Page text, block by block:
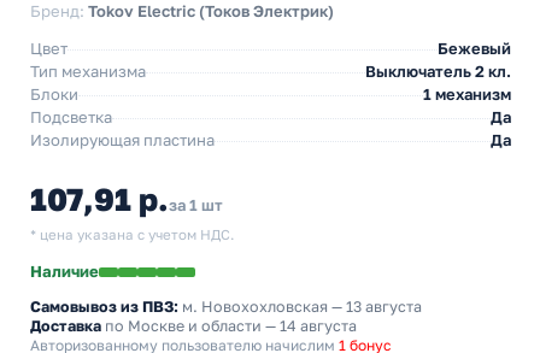
Бренд: Tokov Electric (Токов Электрик)
Цвет
Бежевый
Тип механизма
Выключатель 2 кл.
Блоки
1 механизм
Подсветка
Да
Изолирующая пластина
Да
107,91 р.за 1 шт
* цена указана с учетом НДС.
Наличие
Самовывоз из ПВЗ: м. Новохохловская — 13 августа
Доставка по Москве и области — 14 августа
Авторизованному пользователю начислим 1 бонус